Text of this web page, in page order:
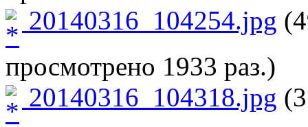
20140316_104254.jpg
просмотрено 1933 раз.)
20140316_104318.jpg